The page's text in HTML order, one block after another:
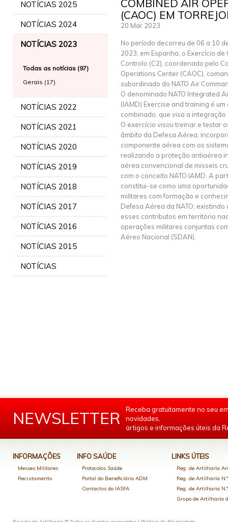
NOTÍCIAS 2025
NOTÍCIAS 2024
NOTÍCIAS 2023
Todas as notícias (97)
Gerais (17)
NOTÍCIAS 2022
NOTÍCIAS 2021
NOTÍCIAS 2020
NOTÍCIAS 2019
NOTÍCIAS 2018
NOTÍCIAS 2017
NOTÍCIAS 2016
NOTÍCIAS 2015
NOTÍCIAS
COMBINED AIR
(CAOC) EM
20 Mar 2023
No período decorreu de 06 a 10
2023, em Espanha, o Exercício de
Controlo (C2), coordenado pelo
Operations Center (CAOC),
subordinado do NATO Air
O denominado NATO Integrated
(IAMD) Exercise and training é
combinado, que visa a
O exercício visou treinar e testar
âmbito da Defesa Aérea,
componente aérea com os
realizando a proteção antiaérea
aérea convencional de misseis
com o conceito NATO IAMD. A
constitui-se como uma
militares com formação e
Defesa Aérea da NATO,
esses contributos em território
operações militares conjuntas
Aéreo Nacional (SDAN).
NEWSLETTER
Receba gratuitamente no seu
novidades,
artigos e informações úteis da
INFORMAÇÕES
Messes Militares
Recrutamento
INFO SAÚDE
Protocolos Saúde
Portal do Beneficiário ADM
Contactos do IASFA
LINKS ÚTEIS
Reg. de Artilharia
Reg. de Artilharia
Reg. de Artilharia
Grupo de Artilharia